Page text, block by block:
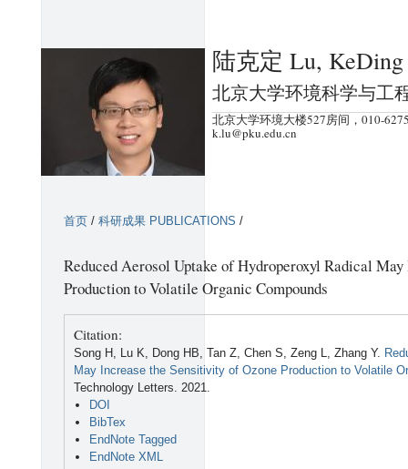
到
页
分
陆克定 Lu, KeDing
北京大学环境科学与工
北京大学环境大楼527房间，010-
k.lu@pku.edu.cn
首页 / 科研成果 PUBLICATIONS /
Reduced Aerosol Uptake of Hydroperoxyl Radical
Production to Volatile Organic Compounds
Citation:
Song H, Lu K, Dong HB, Tan Z, Chen S, Zeng L, Zhang Y.
May Increase the Sensitivity of Ozone Production to Volatile
Technology Letters. 2021.
DOI
BibTex
EndNote Tagged
EndNote XML